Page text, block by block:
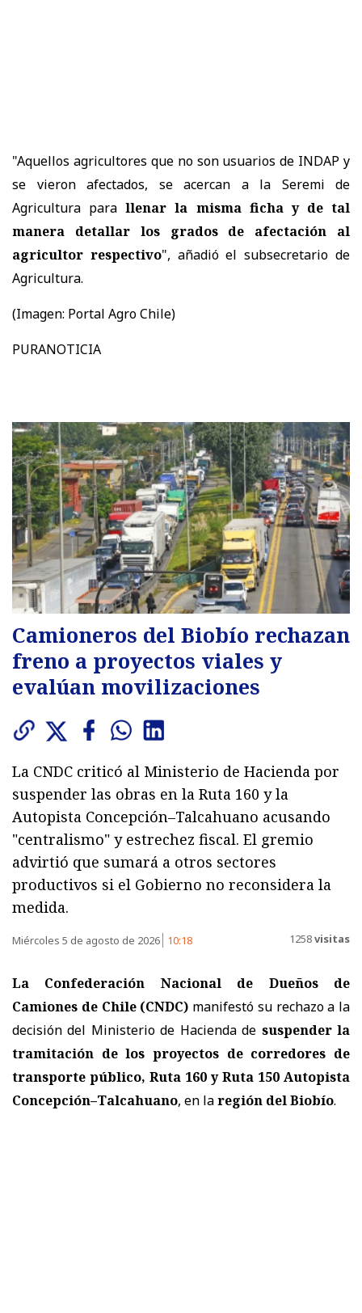
"Aquellos agricultores que no son usuarios de INDAP y
se vieron afectados, se acercan a la Seremi de
Agricultura parallenar la misma ficha y de tal
manera detallar los grados de afectación al
agricultor respectivo", añadió el subsecretario de
Agricultura.
(Imagen: Portal Agro Chile)
PURANOTICIA
Camioneros del Biobío rechazan
freno a proyectos viales y
evalúan movilizaciones
La CNDC criticó al Ministerio de Hacienda por
suspender las obras en la Ruta 160 y la
Autopista Concepción–Talcahuano acusando
"centralismo" y estrechez fiscal. El gremio
advirtió que sumará a otros sectores
productivos si el Gobierno no reconsidera la
medida.
Miércoles 5 de agosto de 2026 10:18 1258visitas
La Confederación Nacional de Dueños de
Camiones de Chile (CNDC) manifestó su rechazo a la
decisión del Ministerio de Hacienda de suspender la
tramitación de los proyectos de corredores de
transporte público, Ruta 160 y Ruta 150 Autopista
Concepción–Talcahuano, en laregión del Biobío.